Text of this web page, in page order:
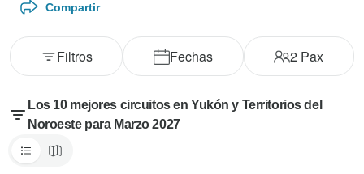
Compartir
Fechas 2 Pax
Filtros
Los 10 mejores circuitos en Yukón y Territorios del
Noroeste para Marzo 2027